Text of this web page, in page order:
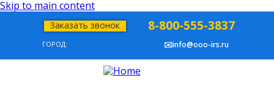
Skip to main content
Заказать звонок 8-800-555-3837
✉️info@ooo-irs.ru
ГОРОД: